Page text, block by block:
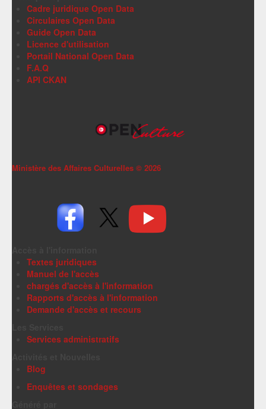
Cadre juridique Open Data
Circulaires Open Data
Guide Open Data
Licence d'utilisation
Portail National Open Data
F.A.Q
API CKAN
Ministère des Affaires Culturelles © 2026
Textes juridiques
Manuel de l'accès
chargés d'accès à l'information
Rapports d'accès à l'information
Demande d'accès et recours
Services administratifs
Blog
Enquêtes et sondages